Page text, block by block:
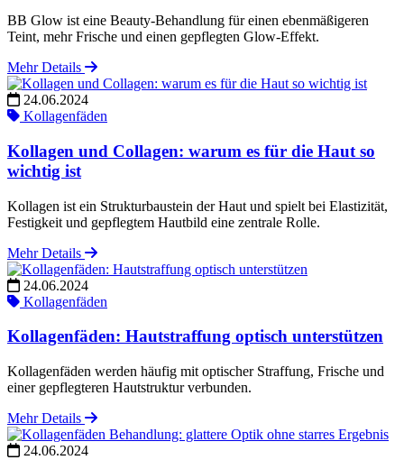
BB Glow ist eine Beauty-Behandlung für einen ebenmäßigeren
Teint, mehr Frische und einen gepflegten Glow-Effekt.
Mehr Details
24.06.2024
Kollagenfäden
Kollagen und Collagen: warum es für die Haut so
wichtig ist
Kollagen ist ein Strukturbaustein der Haut und spielt bei Elastizität,
Festigkeit und gepflegtem Hautbild eine zentrale Rolle.
Mehr Details
24.06.2024
Kollagenfäden
Kollagenfäden: Hautstraffung optisch unterstützen
Kollagenfäden werden häufig mit optischer Straffung, Frische und
einer gepflegteren Hautstruktur verbunden.
Mehr Details
24.06.2024